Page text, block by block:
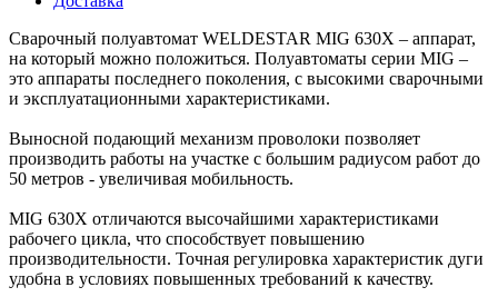
Сварочный полуавтомат WELDESTAR MIG 630X – аппарат,
на который можно положиться. Полуавтоматы серии MIG –
это аппараты последнего поколения, с высокими сварочными
и эксплуатационными характеристиками.
Выносной подающий механизм проволоки позволяет
производить работы на участке с большим радиусом работ до
50 метров - увеличивая мобильность.
MIG 630X отличаются высочайшими характеристиками
рабочего цикла, что способствует повышению
производительности. Точная регулировка характеристик дуги
удобна в условиях повышенных требований к качеству.